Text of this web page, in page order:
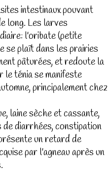
intestinaux pouvant
long. Les larves
l'oribate (petite
se plaît dans les prairies
pâturées, et redoute la
le ténia se manifeste
principalement chez
laine sèche et cassante,
diarrhées, constipation
un retard de
par l'agneau après un